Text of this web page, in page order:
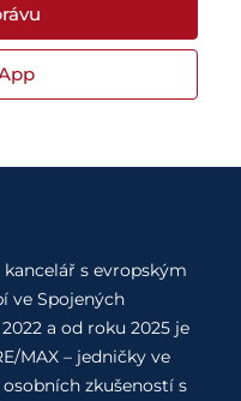
s evropským
ve Spojených
a od roku 2025 je
MAX – jedničky ve
zkušeností s